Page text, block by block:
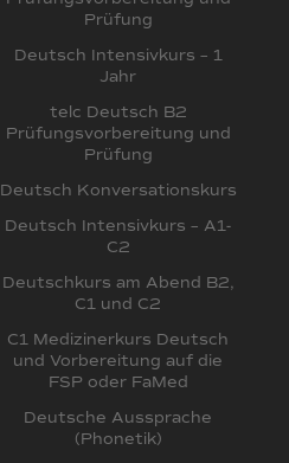
Prüfung
Deutsch Intensivkurs – 1
Jahr
telc Deutsch B2
Prüfungsvorbereitung und
Prüfung
Deutsch Konversationskurs
Deutsch Intensivkurs – A1-
C2
Deutschkurs am Abend B2,
C1 und C2
C1 Medizinerkurs Deutsch
und Vorbereitung auf die
FSP oder FaMed
Deutsche Aussprache
(Phonetik)